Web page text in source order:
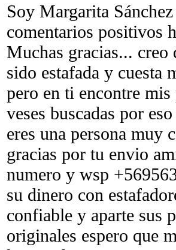
Soy Margarita
comentarios positivos
Muchas gracias... creo
sido estafada y cuesta
pero en ti encontre mis
veses buscadas por
eres una persona muy
gracias por tu envio
numero y wsp
su dinero con
confiable y aparte sus
originales espero que